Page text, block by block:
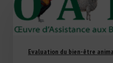
Evaluation du bien-être